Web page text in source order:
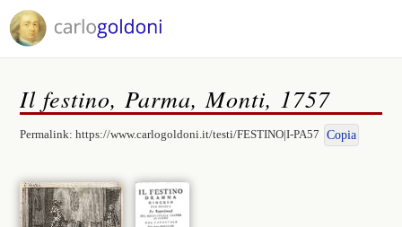
Il festino, Parma, Monti, 1757
Permalink:https://www.carlogoldoni.it/testi/FESTINO|I-PA57 Copia